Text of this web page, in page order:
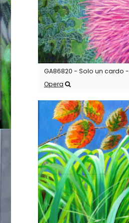
GA86820 - Solo un cardo -
Opera